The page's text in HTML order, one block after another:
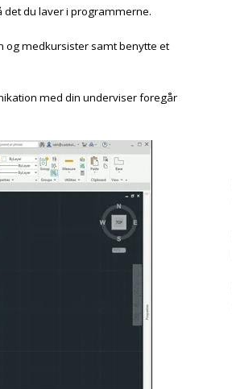
du laver i programmerne.
medkursister samt benytte et
med din underviser foregår